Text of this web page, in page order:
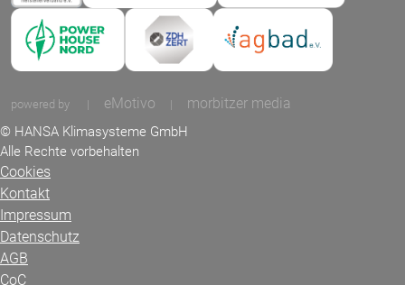
powered by | eMotivo | morbitzer media
© HANSA Klimasysteme GmbH
Alle Rechte vorbehalten
Cookies
Kontakt
Impressum
Datenschutz
AGB
CoC